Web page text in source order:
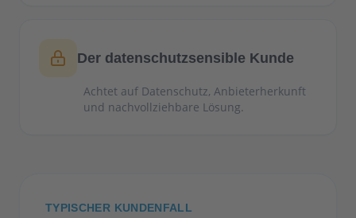
Der datenschutzsensible Kunde
Achtet auf Datenschutz, Anbieterherkunft
und nachvollziehbare Lösung.
TYPISCHER KUNDENFALL